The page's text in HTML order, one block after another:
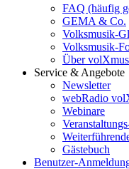
FAQ (häufig
GEMA & Co.
Volksmusik-
Volksmusik-
Über
Service & Angebote
Newsletter
webRadio
Webinare
Gästebuch
Benutzer-